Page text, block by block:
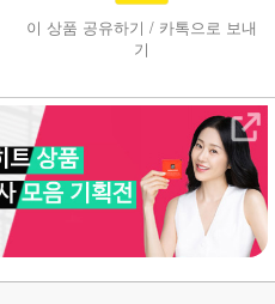
이 상품 공유하기 / 카톡으로 보내
기